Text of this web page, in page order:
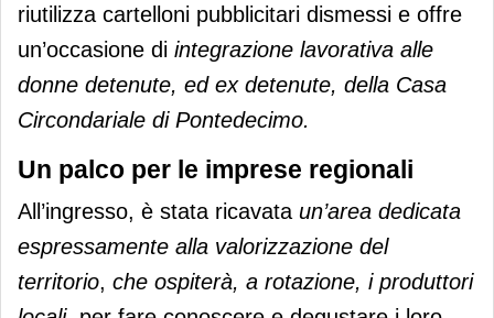
riutilizza cartelloni pubblicitari dismessi e offre
un’occasione di integrazione lavorativa alle
donne detenute, ed ex detenute, della Casa
Circondariale di Pontedecimo.
Un palco per le imprese regionali
All’ingresso, è stata ricavata un’area dedicata
espressamente alla valorizzazione del
territorio, che ospiterà, a rotazione, i produttori